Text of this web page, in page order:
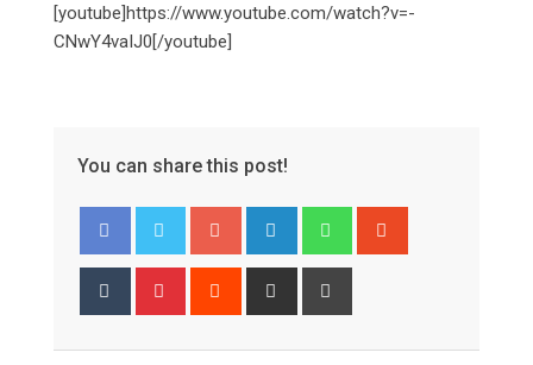
[youtube]https://www.youtube.com/watch?v=-
CNwY4vaIJ0[/youtube]
You can share this post!
Google+ LinkedIn Whatsapp
Tumblr Pinterest Reddit
Share